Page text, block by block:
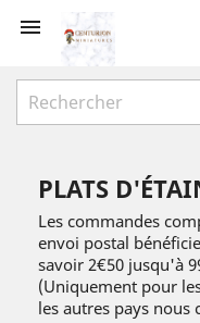

PLATS
Les commandes
envoi postal
savoir 2€50 jusqu'à
(Uniquement pour
les autres pays nous